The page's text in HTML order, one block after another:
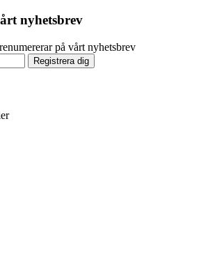
nyhetsbrev
på vårt nyhetsbrev
Registrera dig